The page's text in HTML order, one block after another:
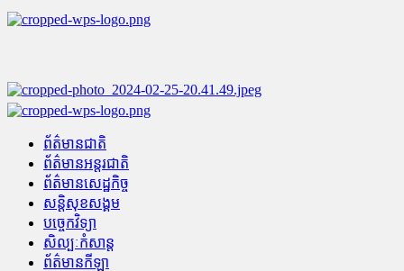
Skip
to
Primary
ព័ត៌មានជាតិ
ព័ត៌មានអន្តរជាតិ
ព័ត៌មានសេដ្ឋកិច្ច
សន្តិសុខសង្គម
បច្ចេកវិទ្យា
សិល្បៈកំសាន្ត
ព័ត៌មានកីឡា